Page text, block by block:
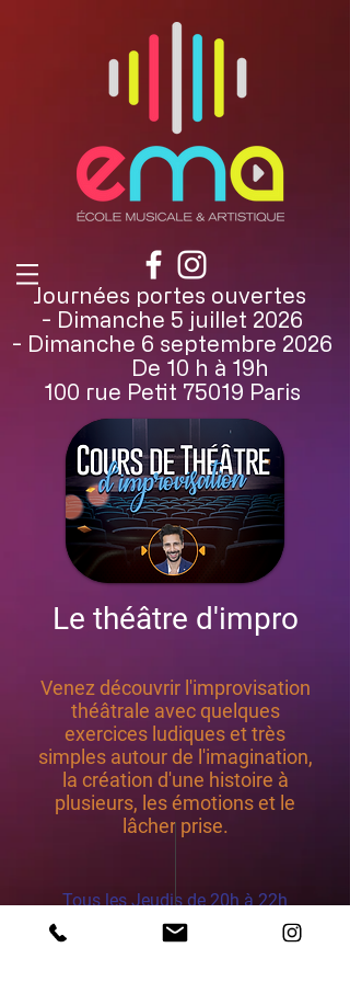
Journées portes ouvertes
- Dimanche 5 juillet 2026
- Dimanche 6 septembre 2026
De 10 h à 19h
100 rue Petit 75019 Paris
Le théâtre d'impro
Venez découvrir l'improvisation
théâtrale avec quelques
exercices ludiques et très
simples autour de l'imagination,
la création d'une histoire à
plusieurs, les émotions et le
lâcher prise.
Tous les Jeudis de 20h à 22h
Cours pour Adultes